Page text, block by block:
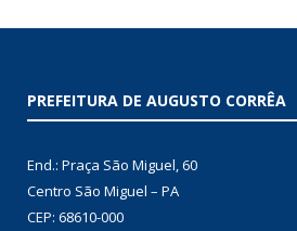
PREFEITURA DE AUGUSTO CORRÊA
End.: Praça São Miguel, 60
Centro São Miguel – PA
CEP: 68610-000